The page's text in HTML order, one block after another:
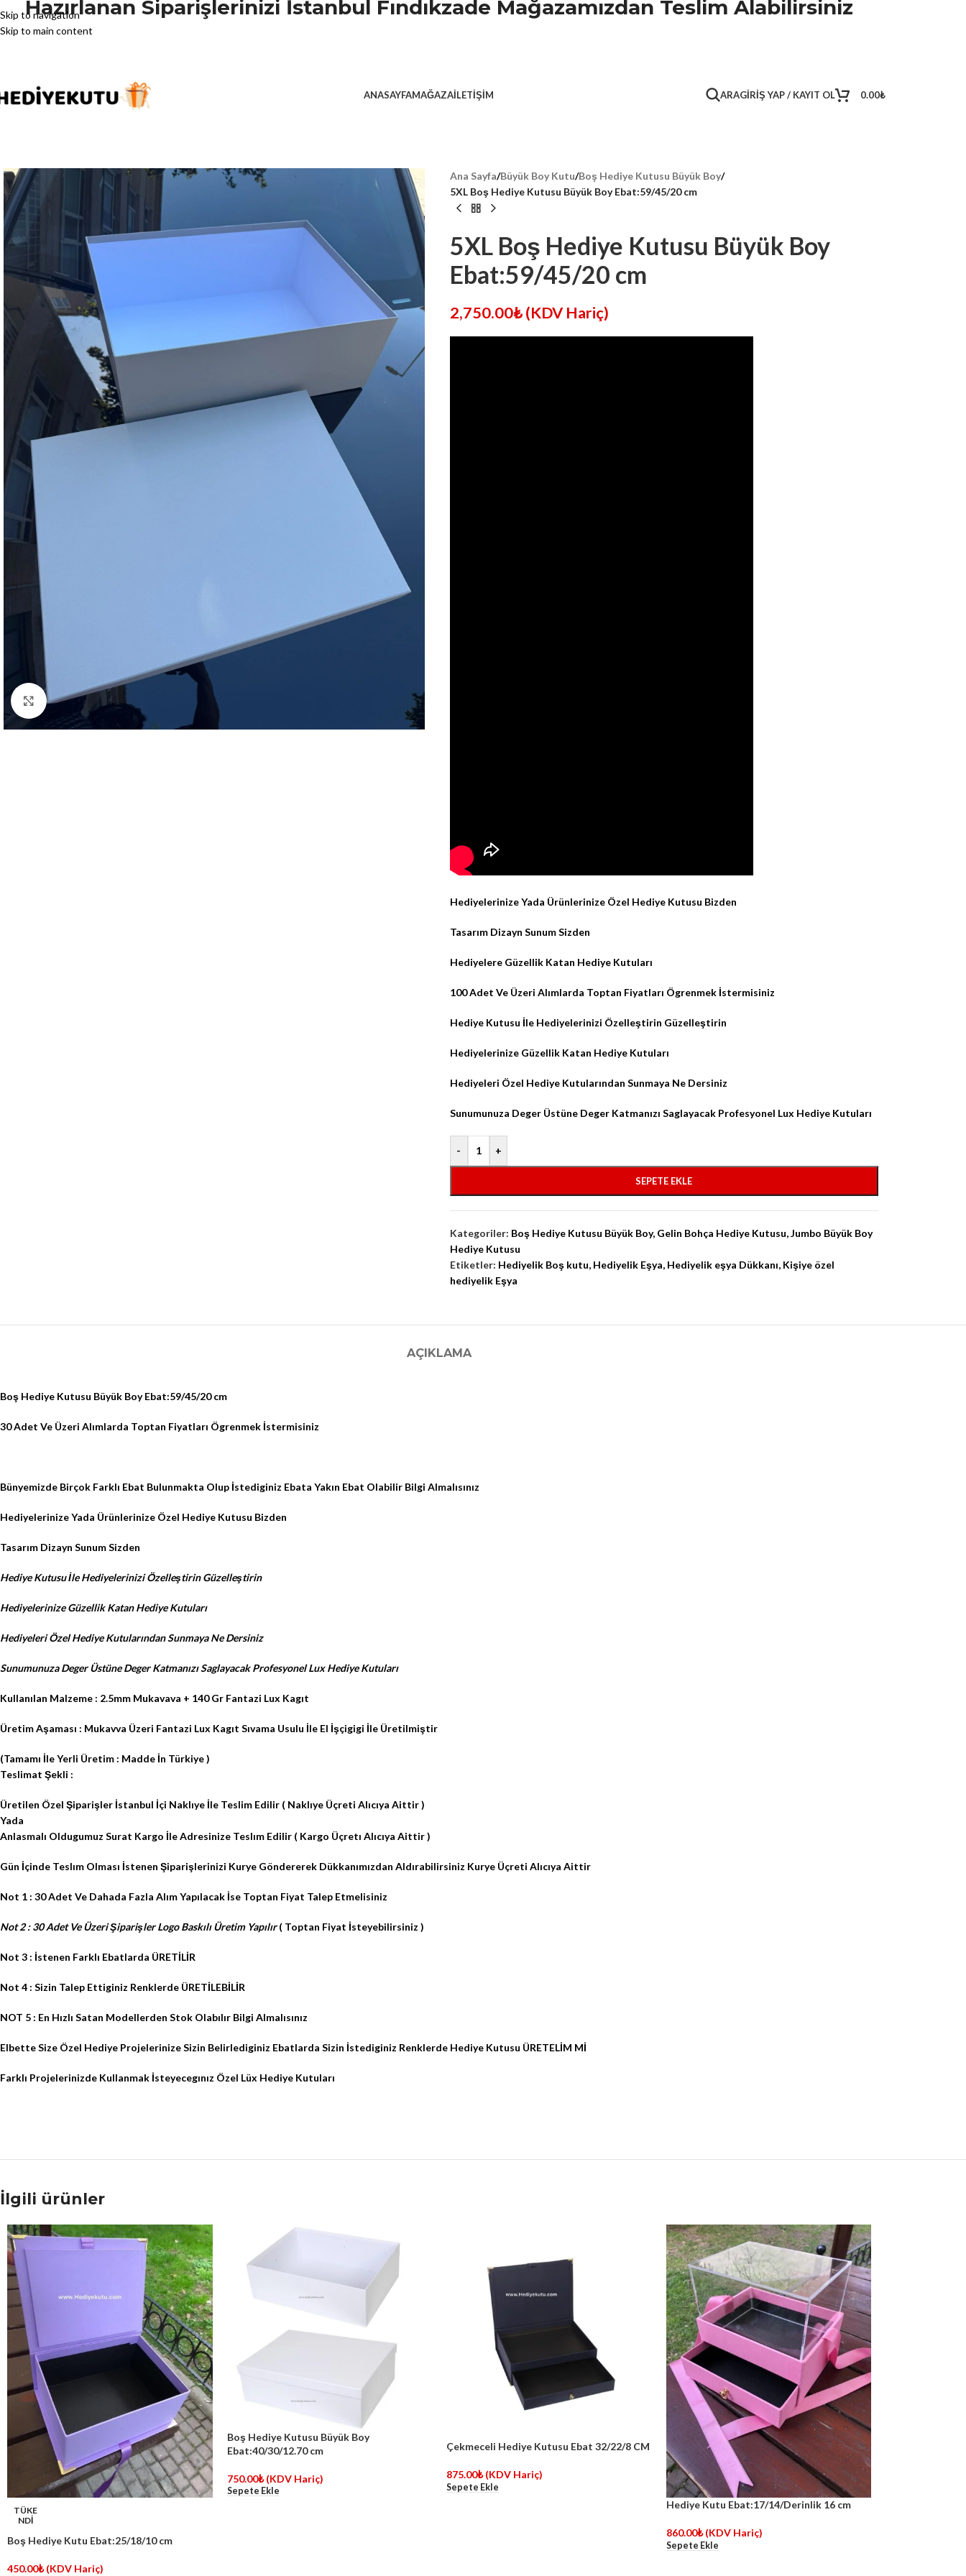
Skip to navigation
Skip to main content
Hazırlanan Siparişlerinizi İstanbul Fındıkzade Mağazamızdan Teslim Alabilirsiniz
ANASAYFAMAĞAZAİLETIŞIM ARAGIRIŞ YAP / KAYIT OL 0.00₺
Click to enlarge
Ana Sayfa/Büyük Boy Kutu/Boş Hediye Kutusu Büyük Boy/
5XL Boş Hediye Kutusu Büyük Boy Ebat:59/45/20 cm
5XL Boş Hediye Kutusu Büyük Boy
Ebat:59/45/20 cm
2,750.00₺(KDV Hariç)
Hediyelerinize Yada Ürünlerinize Özel Hediye Kutusu Bizden
Tasarım Dizayn Sunum Sizden
Hediyelere Güzellik Katan Hediye Kutuları
100 Adet Ve Üzeri Alımlarda Toptan Fiyatları Ögrenmek İstermisiniz
Hediye Kutusu İle Hediyelerinizi Özelleştirin Güzelleştirin
Hediyelerinize Güzellik Katan Hediye Kutuları
Hediyeleri Özel Hediye Kutularından Sunmaya Ne Dersiniz
Sunumunuza Deger Üstüne Deger Katmanızı Saglayacak Profesyonel Lux Hediye Kutuları
- +
SEPETE EKLE
Kategoriler: Boş Hediye Kutusu Büyük Boy, Gelin Bohça Hediye Kutusu,Jumbo Büyük Boy
Hediye Kutusu
Etiketler: Hediyelik Boş kutu, Hediyelik Eşya, Hediyelik eşya Dükkanı, Kişiye özel
hediyelik Eşya
AÇIKLAMA
Boş Hediye Kutusu Büyük Boy Ebat:59/45/20 cm
30 Adet Ve Üzeri Alımlarda Toptan Fiyatları Ögrenmek İstermisiniz
Bünyemizde Birçok Farklı Ebat Bulunmakta Olup İstediginiz Ebata Yakın Ebat Olabilir Bilgi Almalısınız
Hediyelerinize Yada Ürünlerinize Özel Hediye Kutusu Bizden
Tasarım Dizayn Sunum Sizden
Hediye Kutusu İle Hediyelerinizi Özelleştirin Güzelleştirin
Hediyelerinize Güzellik Katan Hediye Kutuları
Hediyeleri Özel Hediye Kutularından Sunmaya Ne Dersiniz
Sunumunuza Deger Üstüne Deger Katmanızı Saglayacak Profesyonel Lux Hediye Kutuları
Kullanılan Malzeme : 2.5mm Mukavava + 140 Gr Fantazi Lux Kagıt
Üretim Aşaması : Mukavva Üzeri Fantazi Lux Kagıt Sıvama Usulu İle El İşçigigi İle Üretilmiştir
(Tamamı İle Yerli Üretim : Madde İn Türkiye )
Teslimat Şekli :
Üretilen Özel Şiparişler İstanbul İçi Naklıye İle Teslim Edilir ( Naklıye Üçreti Alıcıya Aittir )
Yada
Anlasmalı Oldugumuz Surat Kargo İle Adresinize Teslım Edilir ( Kargo Üçretı Alıcıya Aittir )
Gün İçinde Teslım Olması İstenen Şiparişlerinizi Kurye Göndererek Dükkanımızdan Aldırabilirsiniz Kurye Üçreti Alıcıya Aittir
Not 1 : 30 Adet Ve Dahada Fazla Alım Yapılacak İse Toptan Fiyat Talep Etmelisiniz
Not 2 : 30 Adet Ve Üzeri Şiparişler Logo Baskılı Üretim Yapılır( Toptan Fiyat İsteyebilirsiniz )
Not 3 : İstenen Farklı Ebatlarda ÜRETİLİR
Not 4 : Sizin Talep Ettiginiz Renklerde ÜRETİLEBİLİR
NOT 5 : En Hızlı Satan Modellerden Stok Olabılır Bilgi Almalısınız
Elbette Size Özel Hediye Projelerinize Sizin Belirlediginiz Ebatlarda Sizin İstediginiz Renklerde Hediye Kutusu ÜRETELİM Mİ
Farklı Projelerinizde Kullanmak İsteyecegınız Özel Lüx Hediye Kutuları
İlgili ürünler
TÜKE
NDİ
Boş Hediye Kutu Ebat:25/18/10 cm
450.00₺ (KDV Hariç)
Boş Hediye Kutusu Büyük Boy
Ebat:40/30/12.70 cm
750.00₺ (KDV Hariç)
Sepete Ekle
Çekmeceli Hediye Kutusu Ebat 32/22/8 CM
875.00₺ (KDV Hariç)
Sepete Ekle
Hediye Kutu Ebat:17/14/Derinlik 16 cm
860.00₺ (KDV Hariç)
Sepete Ekle